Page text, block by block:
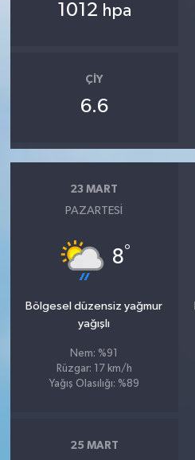
1012 hpa
ÇIY
6.6
23 MART
PAZARTESI
8°
Bölgesel düzensiz yağmur
yağışlı
Nem: %91
Rüzgar: 17 km/h
Yağış Olasılığı: %89
25 MART